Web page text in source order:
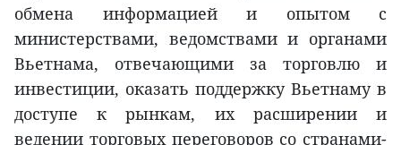
обмена информацией и опытом с
министерствами, ведомствами и органами
Вьетнама, отвечающими за торговлю и
инвестиции, оказать поддержку Вьетнаму в
доступе к рынкам, их расширении и
ведении торговых переговоров со странами-